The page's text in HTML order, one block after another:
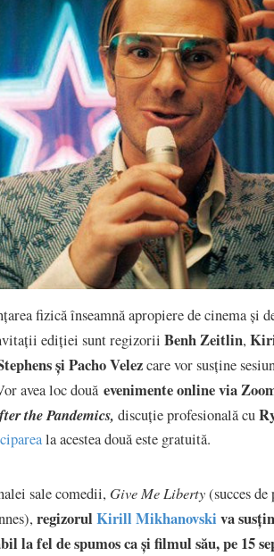
fizică înseamnă apropiere de cinema și
ediției sunt regizorii Benh Zeitlin,
și Pacho Velezcare vor susține
avea loc două evenimente online via
the Pandemics, discuție profesională cu
la acestea două este gratuită.
sale comedii, Give Me Liberty(succes
regizorul Kirill Mikhanovski va
la fel de spumos ca și filmul său, pe 15